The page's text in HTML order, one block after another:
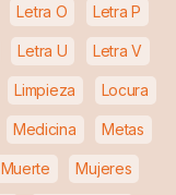
Letra O Letra P
Letra U Letra V
Limpieza Locura
Medicina Metas
Muerte Mujeres